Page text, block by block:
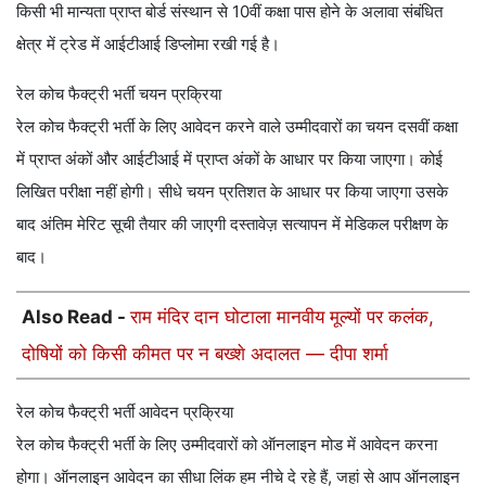
किसी भी मान्यता प्राप्त बोर्ड संस्थान से 10वीं कक्षा पास होने के अलावा संबंधित
क्षेत्र में ट्रेड में आईटीआई डिप्लोमा रखी गई है।
रेल कोच फैक्ट्री भर्ती चयन प्रक्रिया
रेल कोच फैक्ट्री भर्ती के लिए आवेदन करने वाले उम्मीदवारों का चयन दसवीं कक्षा
में प्राप्त अंकों और आईटीआई में प्राप्त अंकों के आधार पर किया जाएगा। कोई
लिखित परीक्षा नहीं होगी। सीधे चयन प्रतिशत के आधार पर किया जाएगा उसके
बाद अंतिम मेरिट सूची तैयार की जाएगी दस्तावेज़ सत्यापन में मेडिकल परीक्षण के
बाद।
Also Read -राम मंदिर दान घोटाला मानवीय मूल्यों पर कलंक,
दोषियों को किसी कीमत पर न बख्शे अदालत — दीपा शर्मा
रेल कोच फैक्ट्री भर्ती आवेदन प्रक्रिया
रेल कोच फैक्ट्री भर्ती के लिए उम्मीदवारों को ऑनलाइन मोड में आवेदन करना
होगा। ऑनलाइन आवेदन का सीधा लिंक हम नीचे दे रहे हैं, जहां से आप ऑनलाइन